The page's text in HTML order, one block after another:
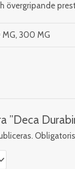
övergripande
300 MG
”Deca